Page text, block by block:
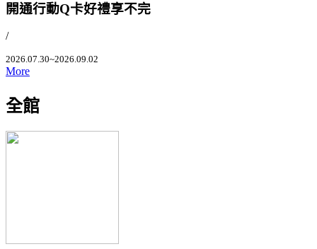
開通行動Q卡好禮享不完
/
2026.07.30~2026.09.02
More
全館